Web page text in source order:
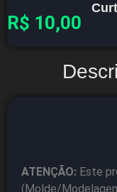
R$ 10,00
ATENÇÃO: Este
(Molde/